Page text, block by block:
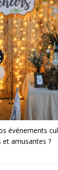
événements
et amusantes ?